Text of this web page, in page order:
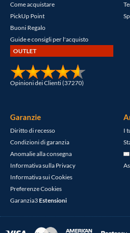
Come acquistare
PickUp Point
Buoni Regalo
Guide e consigli per l'acquisto
OUTLET
Opinioni dei Clienti (37270)
Garanzie
Diritto di recesso
Condizioni di garanzia
Anomalie alla consegna
Informativa sulla Privacy
Informativa sui Cookies
Preferenze Cookies
Garanzia3Estensioni
I